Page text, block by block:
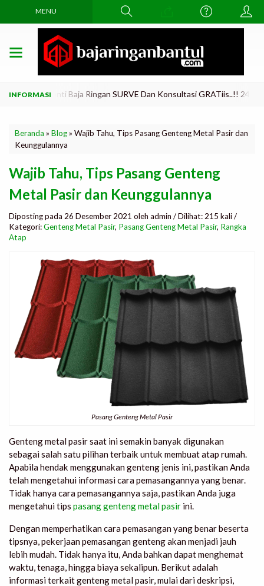
MENU
Di Ganti Baja Ringan SURVE Dan Konsultasi GRATiis..!! 24 JAM
Beranda » Blog» Wajib Tahu, Tips Pasang Genteng Metal Pasir dan
Keunggulannya
Wajib Tahu, Tips Pasang Genteng
Metal Pasir dan Keunggulannya
Diposting pada 26 Desember 2021 oleh admin / Dilihat: 215 kali /
Kategori:Genteng Metal Pasir, Pasang Genteng Metal Pasir, Rangka
Atap
Pasang Genteng Metal Pasir
Genteng metal pasir saat ini semakin banyak digunakan
sebagai salah satu pilihan terbaik untuk membuat atap rumah.
Apabila hendak menggunakan genteng jenis ini, pastikan Anda
telah mengetahui informasi cara pemasangannya yang benar.
Tidak hanya cara pemasangannya saja, pastikan Anda juga
mengetahuitips pasang genteng metal pasir ini.
Dengan memperhatikan cara pemasangan yang benar beserta
tipsnya, pekerjaan pemasangan genteng akan menjadi jauh
lebih mudah. Tidak hanya itu, Anda bahkan dapat menghemat
waktu, tenaga, hingga biaya sekalipun. Berikut adalah
informasi terkait genteng metal pasir, mulai dari deskripsi,